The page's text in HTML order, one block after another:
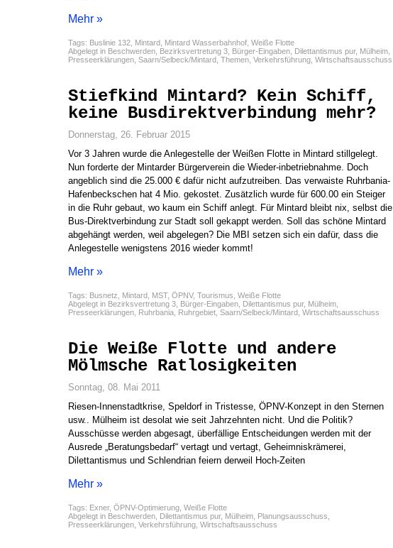
Mehr »
Tags: Buslinie 132 Mintard Mintard Wasserbahnhof Weiße Flotte
Abgelegt in Beschwerden Bezirksvertretung 3 Bürger-Eingaben Dilettantismus pur, Mülheim
Presseerklärungen Saarn/Selbeck/Mintard Themen Verkehrsführung Wirtschaftsausschuss
Stiefkind Mintard? Kein Schiff,
keine Busdirektverbindung mehr?
Donnerstag, 26. Februar 2015
Vor 3 Jahren wurde die Anlegestelle der Weißen Flotte in Mintard stillgelegt.
Nun forderte der Mintarder Bürgerverein die Wieder-inbetriebnahme. Doch
angeblich sind die 25.000 € dafür nicht aufzutreiben. Das verwaiste Ruhrbania-
Hafenbeckschen hat 4 Mio. gekostet. Zusätzlich wurde für 600.00 ein Steiger
in die Ruhr gebaut, wo kaum ein Schiff anlegt. Für Mintard bleibt nix, selbst die
Bus-Direktverbindung zur Stadt soll gekappt werden. Soll das schöne Mintard
abgehängt werden, weil abgelegen? Die MBI setzen sich ein dafür, dass die
Anlegestelle wenigstens 2016 wieder kommt!
Mehr »
Tags: Busnetz Mintard MST, ÖPNV, Tourismus Weiße Flotte
Abgelegt in Bezirksvertretung 3 Bürger-Eingaben Dilettantismus pur, Mülheim
Presseerklärungen Ruhrbania Ruhrgebiet Saarn/Selbeck/Mintard Wirtschaftsausschuss
Die Weiße Flotte und andere
Mölmsche Ratlosigkeiten
Sonntag, 08. Mai 2011
Riesen-Innenstadtkrise, Speldorf in Tristesse, ÖPNV-Konzept in den Sternen
usw.. Mülheim ist desolat wie seit Jahrzehnten nicht. Und die Politik?
Ausschüsse werden abgesagt, überfällige Entscheidungen werden mit der
Ausrede „Beratungsbedarf“ vertagt und vertagt, Geheimniskrämerei,
Dilettantismus und Schlendrian feiern derweil Hoch-Zeiten
Mehr »
Tags: Exner, ÖPNV-Optimierung Weiße Flotte
Abgelegt in Beschwerden Dilettantismus pur, Mülheim Planungsausschuss
Presseerklärungen Verkehrsführung Wirtschaftsausschuss